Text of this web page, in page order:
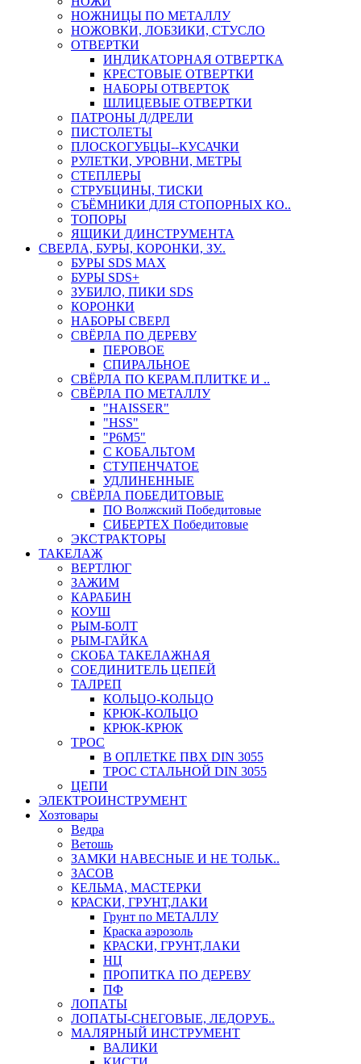
НОЖНИЦЫ ПО МЕТАЛЛУ
НОЖОВКИ, ЛОБЗИКИ, СТУСЛО
ОТВЕРТКИ
ИНДИКАТОРНАЯ ОТВЕРТКА
КРЕСТОВЫЕ ОТВЕРТКИ
НАБОРЫ ОТВЕРТОК
ШЛИЦЕВЫЕ ОТВЕРТКИ
ПАТРОНЫ Д/ДРЕЛИ
ПИСТОЛЕТЫ
ПЛОСКОГУБЦЫ--КУСАЧКИ
РУЛЕТКИ, УРОВНИ, МЕТРЫ
СТЕПЛЕРЫ
СТРУБЦИНЫ, ТИСКИ
СЪЁМНИКИ ДЛЯ СТОПОРНЫХ КО..
ТОПОРЫ
ЯЩИКИ Д/ИНСТРУМЕНТА
СВЕРЛА, БУРЫ, КОРОНКИ, ЗУ..
БУРЫ SDS MAX
БУРЫ SDS+
ЗУБИЛО, ПИКИ SDS
КОРОНКИ
НАБОРЫ СВЕРЛ
СВЁРЛА ПО ДЕРЕВУ
ПЕРОВОЕ
СПИРАЛЬНОЕ
СВЁРЛА ПО КЕРАМ.ПЛИТКЕ И ..
СВЁРЛА ПО МЕТАЛЛУ
"HAISSER"
"HSS"
"Р6М5"
С КОБАЛЬТОМ
СТУПЕНЧАТОЕ
УДЛИНЕННЫЕ
СВЁРЛА ПОБЕДИТОВЫЕ
ПО Волжский Победитовые
СИБЕРТЕХ Победитовые
ЭКСТРАКТОРЫ
ТАКЕЛАЖ
ВЕРТЛЮГ
ЗАЖИМ
КАРАБИН
КОУШ
РЫМ-БОЛТ
РЫМ-ГАЙКА
СКОБА ТАКЕЛАЖНАЯ
СОЕДИНИТЕЛЬ ЦЕПЕЙ
ТАЛРЕП
КОЛЬЦО-КОЛЬЦО
КРЮК-КОЛЬЦО
КРЮК-КРЮК
ТРОС
В ОПЛЕТКЕ ПВХ DIN 3055
ТРОС СТАЛЬНОЙ DIN 3055
ЦЕПИ
ЭЛЕКТРОИНСТРУМЕНТ
Хозтовары
Ведра
Ветошь
ЗАМКИ НАВЕСНЫЕ И НЕ ТОЛЬК..
ЗАСОВ
КЕЛЬМА, МАСТЕРКИ
КРАСКИ, ГРУНТ,ЛАКИ
Грунт по МЕТАЛЛУ
Краска аэрозоль
КРАСКИ, ГРУНТ,ЛАКИ
НЦ
ПРОПИТКА ПО ДЕРЕВУ
ПФ
ЛОПАТЫ
ЛОПАТЫ-СНЕГОВЫЕ, ЛЕДОРУБ..
МАЛЯРНЫЙ ИНСТРУМЕНТ
ВАЛИКИ